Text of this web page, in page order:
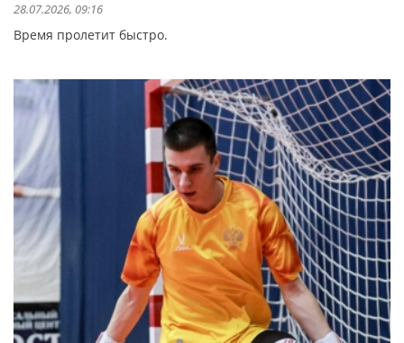
28.07.2026, 09:16
Время пролетит быстро.